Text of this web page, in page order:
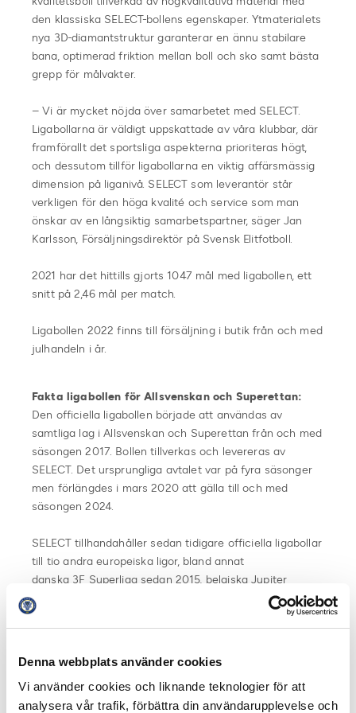
Denna webbplats använder cookies
Vi använder cookies och liknande teknologier för att
analysera vår trafik, förbättra din användarupplevelse och
den klassiska SELECT-bollens egenskaper. Ytmaterialets
nya 3D-diamantstruktur garanterar en ännu stabilare
bana, optimerad friktion mellan boll och sko samt bästa
grepp för målvakter.
– Vi är mycket nöjda över samarbetet med SELECT.
Ligabollarna är väldigt uppskattade av våra klubbar, där
framförallt det sportsliga aspekterna prioriteras högt,
och dessutom tillför ligabollarna en viktig affärsmässig
dimension på liganivå. SELECT som leverantör står
verkligen för den höga kvalité och service som man
önskar av en långsiktig samarbetspartner, säger Jan
Karlsson, Försäljningsdirektör på Svensk Elitfotboll.
2021 har det hittills gjorts 1047 mål med ligabollen, ett
snitt på 2,46 mål per match.
Ligabollen 2022 finns till försäljning i butik från och med
julhandeln i år.
Fakta ligabollen för Allsvenskan och Superettan:
Den officiella ligabollen började att användas av
samtliga lag i Allsvenskan och Superettan från och med
säsongen 2017. Bollen tillverkas och levereras av
SELECT. Det ursprungliga avtalet var på fyra säsonger
men förlängdes i mars 2020 att gälla till och med
säsongen 2024.
SELECT tillhandahåller sedan tidigare officiella ligabollar
till tio andra europeiska ligor, bland annat
danska 3F Superliga sedan 2015, belgiska Jupiter
League sedan 2010 även till tyska Bundesliga och till
holländska Eredivise, under namnet Derbystar, sedan
Egenskaper Ligabollen:
En ny kvalitetsboll tillverkad av högkvalitativa